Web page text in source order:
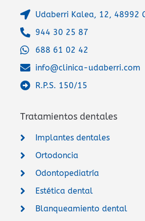
Udaberri Kalea, 12, 48992
944 30 25 87
688 61 02 42
info@clinica-udaberri.com
R.P.S. 150/15
Tratamientos dentales
Implantes dentales
Ortodoncia
Odontopediatría
Estética dental
Blanqueamiento dental